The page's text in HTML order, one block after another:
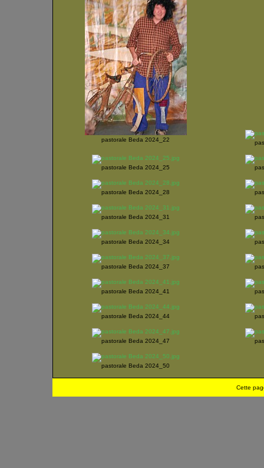
pastorale Beda 2024_22
pastorale Beda 2024_25
pastorale Beda 2024_28
pastorale Beda 2024_31
pastorale Beda 2024_34
pastorale Beda 2024_37
pastorale Beda 2024_41
pastorale Beda 2024_44
pastorale Beda 2024_47
pastorale Beda 2024_50
Cette